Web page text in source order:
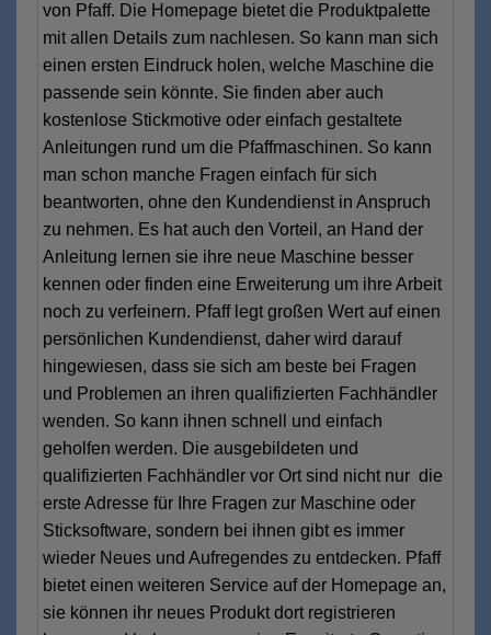
von Pfaff. Die Homepage bietet die Produktpalette
mit allen Details zum nachlesen. So kann man sich
einen ersten Eindruck holen, welche Maschine die
passende sein könnte. Sie finden aber auch
kostenlose Stickmotive oder einfach gestaltete
Anleitungen rund um die Pfaffmaschinen. So kann
man schon manche Fragen einfach für sich
beantworten, ohne den Kundendienst in Anspruch
zu nehmen. Es hat auch den Vorteil, an Hand der
Anleitung lernen sie ihre neue Maschine besser
kennen oder finden eine Erweiterung um ihre Arbeit
noch zu verfeinern. Pfaff legt großen Wert auf einen
persönlichen Kundendienst, daher wird darauf
hingewiesen, dass sie sich am beste bei Fragen
und Problemen an ihren qualifizierten Fachhändler
wenden. So kann ihnen schnell und einfach
geholfen werden. Die ausgebildeten und
qualifizierten Fachhändler vor Ort sind nicht nur die
erste Adresse für Ihre Fragen zur Maschine oder
Sticksoftware, sondern bei ihnen gibt es immer
wieder Neues und Aufregendes zu entdecken. Pfaff
bietet einen weiteren Service auf der Homepage an,
sie können ihr neues Produkt dort registrieren